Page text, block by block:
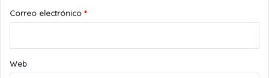
*Correo electrónico *
Web